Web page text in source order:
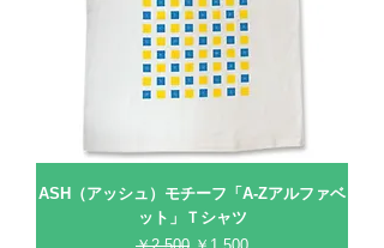
ASH（アッシュ）モチーフ「A-Zアルファベ
ット」Ｔシャツ
通常価格 セール価格